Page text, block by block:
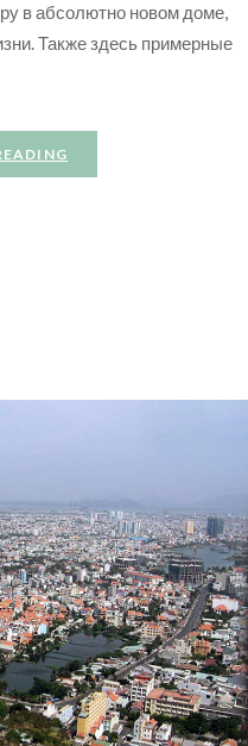
в абсолютно новом доме,
Также здесь примерные